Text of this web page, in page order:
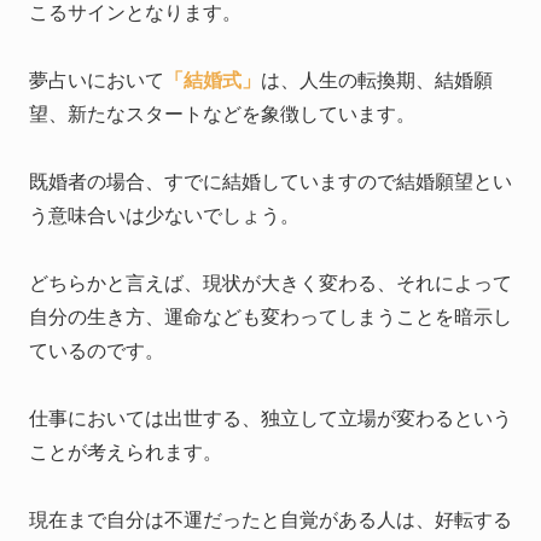
こるサインとなります。
夢占いにおいて 「結婚式」 は、人生の転換期、結婚願
望、新たなスタートなどを象徴しています。
既婚者の場合、すでに結婚していますので結婚願望とい
う意味合いは少ないでしょう。
どちらかと言えば、現状が大きく変わる、それによって
自分の生き方、運命なども変わってしまうことを暗示し
ているのです。
仕事においては出世する、独立して立場が変わるという
ことが考えられます。
現在まで自分は不運だったと自覚がある人は、好転する